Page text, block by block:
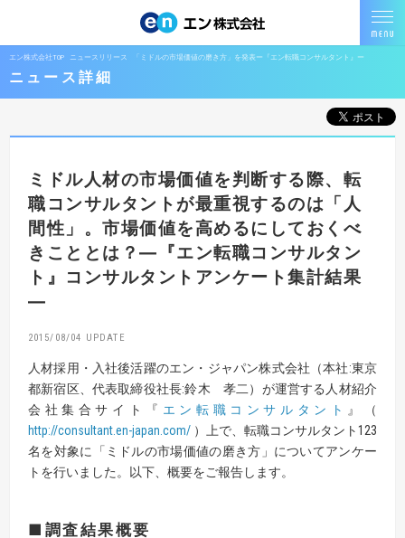
エン株式会社TOP ニュースリリース 「ミドルの市場価値の磨き方」を発表ー『エン転職コンサルタント』ー
ニュース詳細
ミドル人材の市場価値を判断する際、 転
職コンサルタントが最重視するのは「人
間性」。市場価値を高めるにしておくべ
きこととは？―『エン転職コンサルタン
ト』コンサルタントアンケート集計結果
―
2015/08/04
人材採用・入社後活躍のエン・ジャパン株式会社（本社:東京
都新宿区、代表取締役社長:鈴木 孝二）が運営する人材紹介
会社集合サイト『 エン転職コンサルタント 』（
http://consultant.en-japan.com/ ）上で、転職コンサルタント123
名を対象に「ミドルの市場価値の磨き方」についてアンケー
トを行いました。以下、概要をご報告します。
■調査結果概要